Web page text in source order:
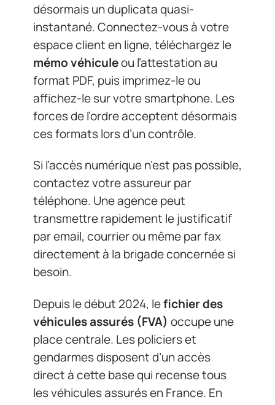
désormais un duplicata quasi-
instantané. Connectez-vous à votre
espace client en ligne, téléchargez le
mémo véhiculeou l’attestation au
format PDF, puis imprimez-le ou
affichez-le sur votre smartphone. Les
forces de l’ordre acceptent désormais
ces formats lors d’un contrôle.
Si l’accès numérique n’est pas possible,
contactez votre assureur par
téléphone. Une agence peut
transmettre rapidement le justificatif
par email, courrier ou même par fax
directement à la brigade concernée si
besoin.
Depuis le début 2024, lefichier des
véhicules assurés (FVA) occupe une
place centrale. Les policiers et
gendarmes disposent d’un accès
direct à cette base qui recense tous
les véhicules assurés en France. En